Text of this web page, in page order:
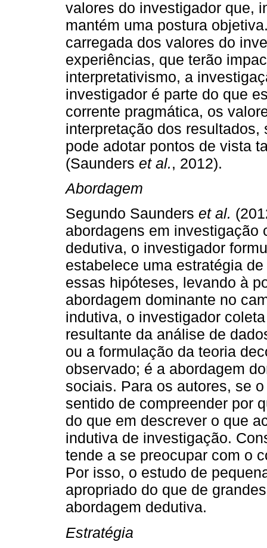
valores do investigador que,
mantém uma postura
carregada dos valores do
experiências, que terão
interpretativismo, a
investigador é parte do que
corrente pragmática, os
interpretação dos
pode adotar pontos de vista
(Saunders et al., 2012).
Abordagem
Segundo Saunders et al.
abordagens em
dedutiva, o investigador
estabelece uma estratégia
essas hipóteses, levando à
abordagem dominante no
indutiva, o investigador
resultante da análise de
ou a formulação da teoria
observado; é a abordagem
sociais. Para os autores, se
sentido de compreender por
do que em descrever o que
indutiva de investigação.
tende a se preocupar com o
Por isso, o estudo de
apropriado do que de
abordagem dedutiva.
Estratégia